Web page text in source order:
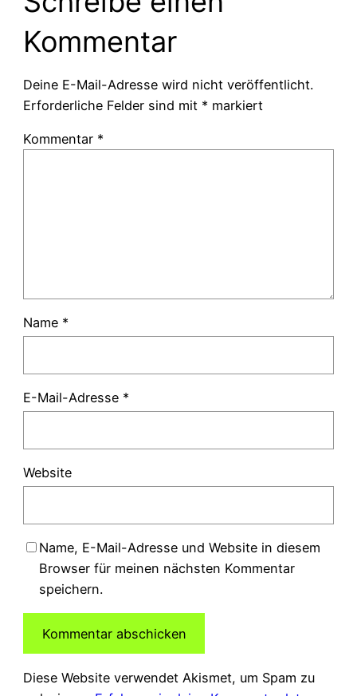
Kommentar
Deine E-Mail-Adresse wird nicht veröffentlicht.
Erforderliche Felder sind mit * markiert
Kommentar *
Name *
E-Mail-Adresse *
Website
Name, E-Mail-Adresse und Website in diesem
Browser für meinen nächsten Kommentar
speichern.
Diese Website verwendet Akismet, um Spam zu